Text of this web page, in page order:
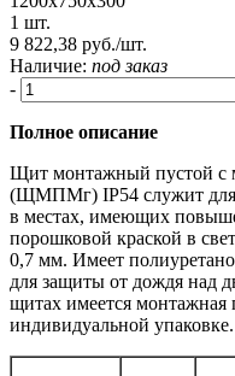
1 шт.
9 822,38 руб./шт.
Наличие: под заказ
-
Полное описание
Щит монтажный пустой с
(ЩМПМг) IP54 служит для
в местах, имеющих
порошковой краской в
0,7 мм. Имеет
для защиты от дождя над
щитах имеется монтажная
индивидуальной упаковке.